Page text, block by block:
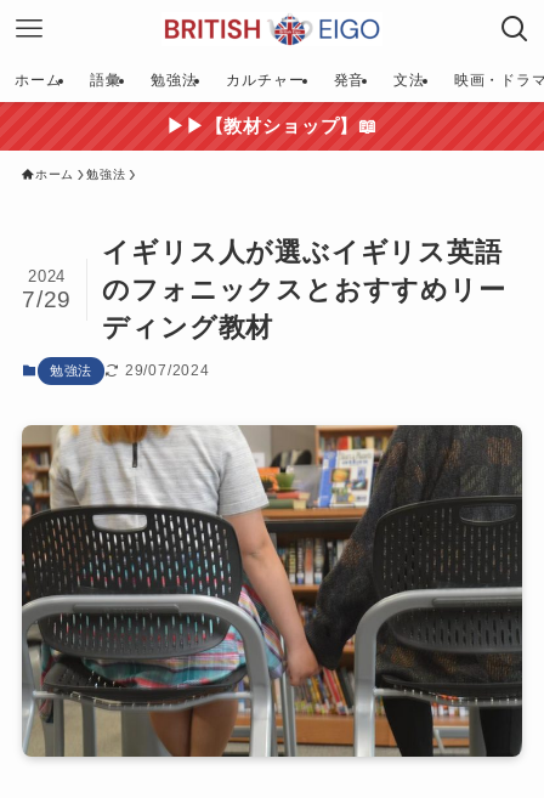
ホーム 語彙 勉強法 カルチャー 発音 文法 映画・ドラ
▶▶【教材ショップ】📖
ホーム 勉強法
イギリス人が選ぶイギリス英語
のフォニックスとおすすめリー
ディング教材
2024
7/29
勉強法 29/07/2024